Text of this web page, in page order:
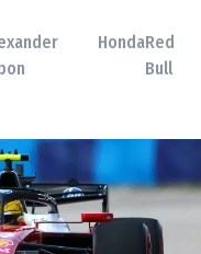
HondaRed
Bull